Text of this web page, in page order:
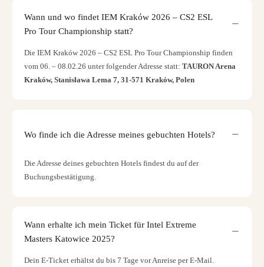
Wann und wo findet IEM Kraków 2026 – CS2 ESL
Pro Tour Championship statt?
Die IEM Kraków 2026 – CS2 ESL Pro Tour Championship finden
vom 06. – 08.02.26 unter folgender Adresse statt: TAURON Arena
Kraków, Stanisława Lema 7, 31-571 Kraków, Polen
Wo finde ich die Adresse meines gebuchten Hotels?
Die Adresse deines gebuchten Hotels findest du auf der
Buchungsbestätigung.
Wann erhalte ich mein Ticket für Intel Extreme
Masters Katowice 2025?
Dein E-Ticket erhältst du bis 7 Tage vor Anreise per E-Mail.